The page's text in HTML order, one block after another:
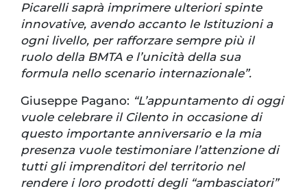
Picarelli saprà imprimere ulteriori spinte
innovative, avendo accanto le Istituzioni a
ogni livello, per rafforzare sempre più il
ruolo della BMTA e l’unicità della sua
formula nello scenario internazionale”.
Giuseppe Pagano: “L’appuntamento di oggi
vuole celebrare il Cilento in occasione di
questo importante anniversario e la mia
presenza vuole testimoniare l’attenzione di
tutti gli imprenditori del territorio nel
rendere i loro prodotti degli “ambasciatori”